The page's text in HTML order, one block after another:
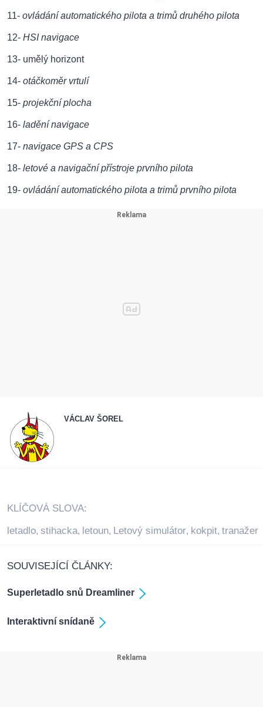
11- ovládání automatického pilota a trimů druhého pilota
12- HSI navigace
13- umělý horizont
14- otáčkoměr vrtulí
15- projekční plocha
16- ladění navigace
17- navigace GPS a CPS
18- letové a navigační přístroje prvního pilota
19- ovládání automatického pilota a trimů prvního pilota
VÁCLAV ŠOREL
KLÍČOVÁ SLOVA:
letadlo, stihacka, letoun, Letový simulátor, kokpit, tranažer
SOUVISEJÍCÍ ČLÁNKY:
Superletadlo snů Dreamliner
Interaktivní snídaně